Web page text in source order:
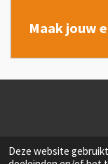
Deze website
Maak jouw